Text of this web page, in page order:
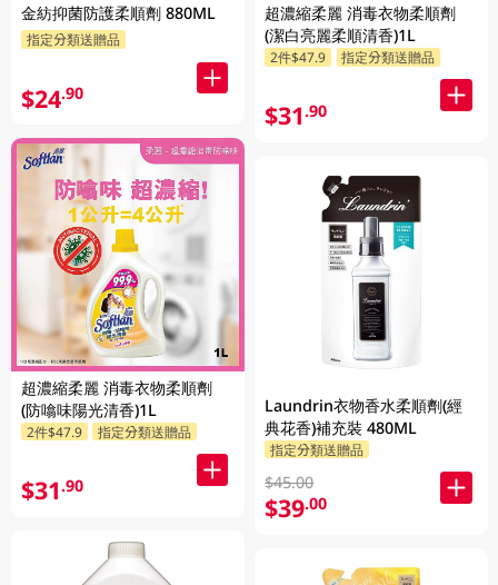
金紡抑菌防護柔順劑 880ML
指定分類送贈品
$24.90
超濃縮柔麗 消毒衣物柔順劑
(防噏味陽光清香)1L
2件$47.9 指定分類送贈品
$31.90
超濃縮柔麗 消毒衣物柔順劑
(潔白亮麗柔順清香)1L
2件$47.9 指定分類送贈品
$31.90
Laundrin衣物香水柔順劑(經
典花香)補充裝 480ML
指定分類送贈品
$45.00
$39.00